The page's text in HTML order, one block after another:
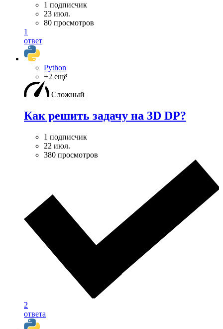
1 подписчик
23 июл.
80 просмотров
1
ответ
Python
+2 ещё
Сложный
Как решить задачу на 3D DP?
1 подписчик
22 июл.
380 просмотров
2
ответа